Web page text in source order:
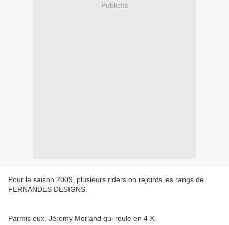
Publicité
Pour la saison 2009, plusieurs riders on rejoints les rangs de
FERNANDES DESIGNS.
Parmis eux, Jéremy Morland qui roule en 4 X.